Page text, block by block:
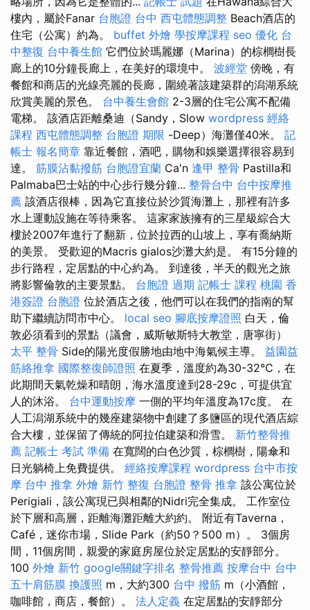
樓內，屬於Fanar 台胞證 台中 西屯體態調整 Beach酒店的
住宅（公寓）約為。 buffet 外燴 學按摩課程 seo 優化 台
中整復 台中養生館 它們位於瑪麗娜（Marina）的棕櫚樹長
廊上的10分鐘長廊上，在美好的環境中。 波經堂 傍晚，有
餐館和商店的光線亮麗的長廊，圍繞著該建築群的潟湖系統
欣賞美麗的景色。 台中養生會館 2-3層的住宅公寓不配備
電梯。 該酒店距離桑迪（Sandy，Slow wordpress 經絡
課程 西屯體態調整 台胞證 期限 -Deep）海灘僅40米。 記
帳士 報名簡章 靠近餐館，酒吧，購物和娛樂選擇很容易到
達。 筋膜沾黏撥筋 台胞證宜蘭 Ca'n 逢甲 整骨 Pastilla和
Palmaba巴士站的中心步行幾分鐘... 整骨台中 台中按摩推
薦 該酒店很棒，因為它直接位於沙質海灘上，那裡有許多
水上運動設施在等待乘客。 這家家族擁有的三星級綜合大
樓於2007年進行了翻新，位於拉西的山坡上，享有喬納斯
的美景。 受歡迎的Macris gialos沙灘大約是。 有15分鐘的
步行路程，定居點的中心約為。 到達後，半天的觀光之旅
將影響倫敦的主要景點。 台胞證 過期 記帳士 課程 桃園 香
港簽證 台胞證 位於酒店之後，他們可以在我們的指南的幫
助下繼續訪問市中心。 local seo 腳底按摩證照 白天，倫
敦必須看到的景點（議會，威斯敏斯特大教堂，唐寧街）
太平 整骨 Side的陽光度假勝地由地中海氣候主導。 益園益
筋絡推拿 國際整復師證照 在夏季，溫度約為30-32℃，在
此期間天氣乾燥和晴朗，海水溫度達到28-29c，可提供宜
人的沐浴。 台中運動按摩 一側的平均年溫度為17c度。 在
人工潟湖系統中的幾座建築物中創建了多鹽區的現代酒店綜
合大樓，並保留了傳統的阿拉伯建築和滑雪。 新竹整骨推
薦 記帳士 考試 準備 在寬闊的白色沙質，棕櫚樹，陽傘和
日光躺椅上免費提供。 經絡按摩課程 wordpress 台中市按
摩 台中 推拿 外燴 新竹 整復 台胞證 整骨 推拿 該公寓位於
Perigiali，該公寓現已與相鄰的Nidri完全集成。 工作室位
於下層和高層，距離海灘距離大約約。 附近有Taverna，
Café，迷你市場，Slide Park（約50？500 m）。 3個房
間，11個房間，親愛的家庭房屋位於定居點的安靜部分。
100 外燴 新竹 google關鍵字排名 整骨推薦 按摩台中 台中
五十肩筋膜 換護照 m，大約300 台中 撥筋 m（小酒館，
咖啡館，商店，餐館）。 法人定義 在定居點​​的安靜部分